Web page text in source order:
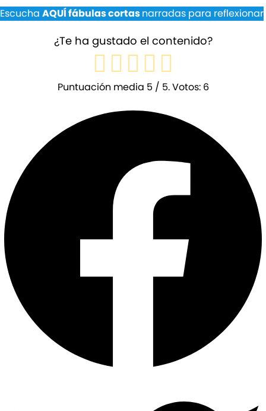
Escucha AQUÍ fábulas cortasnarradas para reflexionar
¿Te ha gustado el contenido?
Puntuación media 5 / 5. Votos: 6